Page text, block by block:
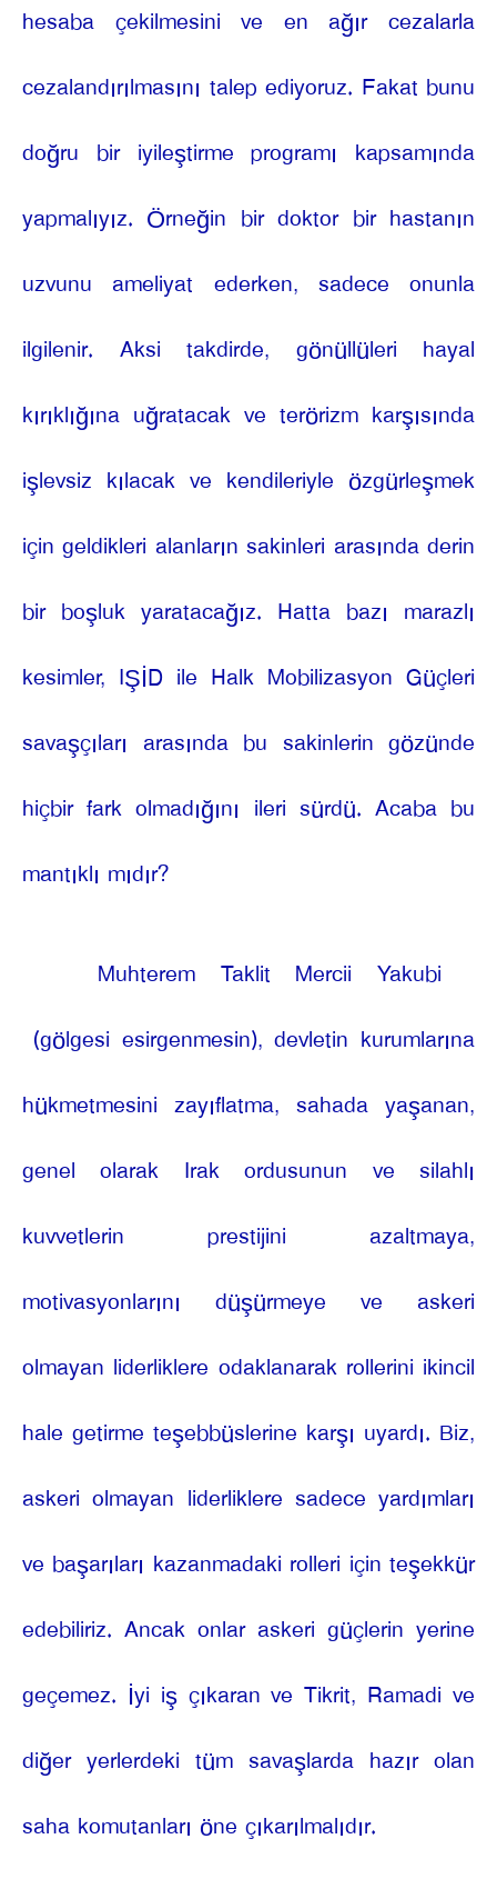
hesaba çekilmesini ve en ağır cezalarla
cezalandırılmasını talep ediyoruz. Fakat bunu
doğru bir iyileştirme programı kapsamında
yapmalıyız. Örneğin bir doktor bir hastanın
uzvunu ameliyat ederken, sadece onunla
ilgilenir. Aksi takdirde, gönüllüleri hayal
kırıklığına uğratacak ve terörizm karşısında
işlevsiz kılacak ve kendileriyle özgürleşmek
için geldikleri alanların sakinleri arasında derin
bir boşluk yaratacağız. Hatta bazı marazlı
kesimler, IŞİD ile Halk Mobilizasyon Güçleri
savaşçıları arasında bu sakinlerin gözünde
hiçbir fark olmadığını ileri sürdü. Acaba bu
mantıklı mıdır?
Muhterem Taklit Mercii Yakubi
(gölgesi esirgenmesin), devletin kurumlarına
hükmetmesini zayıflatma, sahada yaşanan,
genel olarak Irak ordusunun ve silahlı
kuvvetlerin prestijini azaltmaya,
motivasyonlarını düşürmeye ve askeri
olmayan liderliklere odaklanarak rollerini ikincil
hale getirme teşebbüslerine karşı uyardı. Biz,
askeri olmayan liderliklere sadece yardımları
ve başarıları kazanmadaki rolleri için teşekkür
edebiliriz. Ancak onlar askeri güçlerin yerine
geçemez. İyi iş çıkaran ve Tikrit, Ramadi ve
diğer yerlerdeki tüm savaşlarda hazır olan
saha komutanları öne çıkarılmalıdır.